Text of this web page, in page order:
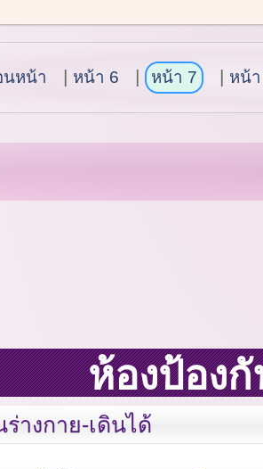
นหน้า หน้า 6 หน้า 7 หน้
ห้องป้อง
างกาย-เดินได้